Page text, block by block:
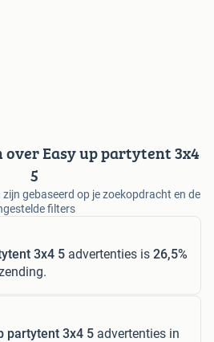
over Easy up partytent 3x4
5
gebaseerd op je zoekopdracht en de
filters
3x4 5 advertenties is 26,5%
partytent 3x4 5 advertenties in